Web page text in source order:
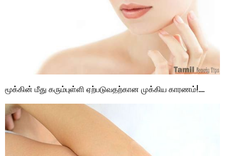
மூக்கின் மீது கரும்புள்ளி ஏற்படுவதற்கான முக்கிய காரணம்!….